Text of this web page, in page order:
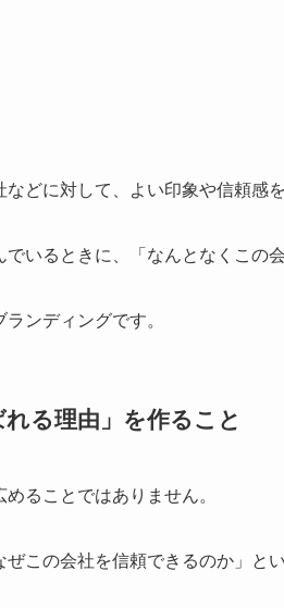
どに対して、よい印象や信頼感
いるときに、「なんとなくこの
ンディングです。
る理由」を作ること
ることではありません。
ぜこの会社を信頼できるのか」と